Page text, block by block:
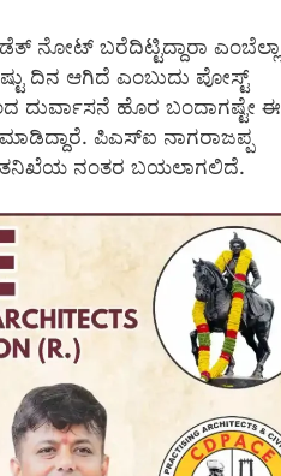
ನೋಟ್ ಬರೆದಿಟ್ಟಿದ್ದಾರಾ ಎಂಬೆಲ್ಲಾ
ದಿನ ಆಗಿದೆ ಎಂಬುದು ಪೋಸ್ಟ್
ದುರ್ವಾಸನೆ ಹೊರ ಬಂದಾಗಷ್ಟೇ ಈ
ಪಿಎಸ್ಐ ನಾಗರಾಜಪ್ಪ
ತನಿಖೆಯ ನಂತರ ಬಯಲಾಗಲಿದೆ.